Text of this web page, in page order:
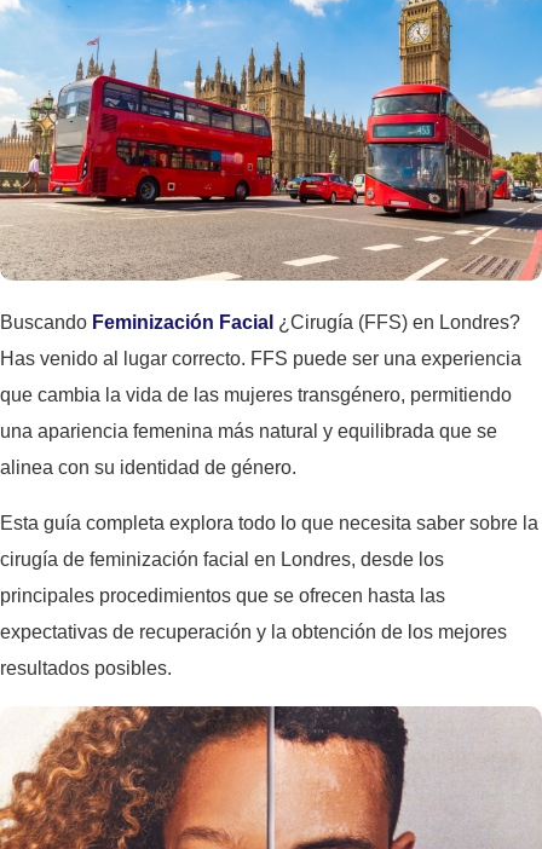
Buscando Feminización Facial ¿Cirugía (FFS) en Londres?
Has venido al lugar correcto. FFS puede ser una experiencia
que cambia la vida de las mujeres transgénero, permitiendo
una apariencia femenina más natural y equilibrada que se
alinea con su identidad de género.
Esta guía completa explora todo lo que necesita saber sobre la
cirugía de feminización facial en Londres, desde los
principales procedimientos que se ofrecen hasta las
expectativas de recuperación y la obtención de los mejores
resultados posibles.